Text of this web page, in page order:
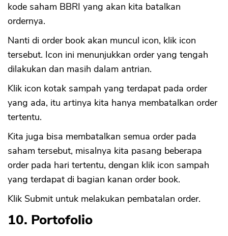
kode saham BBRI yang akan kita batalkan
ordernya.
Nanti di order book akan muncul icon, klik icon
tersebut. Icon ini menunjukkan order yang tengah
dilakukan dan masih dalam antrian.
Klik icon kotak sampah yang terdapat pada order
yang ada, itu artinya kita hanya membatalkan order
tertentu.
Kita juga bisa membatalkan semua order pada
saham tersebut, misalnya kita pasang beberapa
order pada hari tertentu, dengan klik icon sampah
yang terdapat di bagian kanan order book.
Klik Submit untuk melakukan pembatalan order.
10. Portofolio